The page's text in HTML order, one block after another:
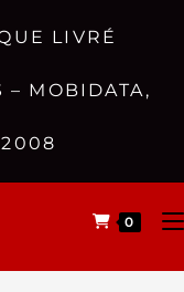
LIVRÉ
– MOBIDATA,
0